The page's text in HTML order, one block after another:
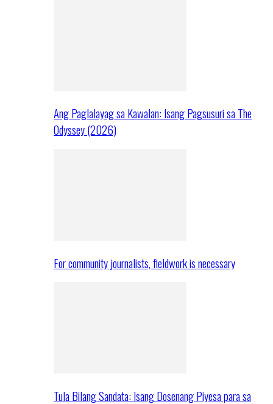
Ang Paglalayag sa Kawalan: Isang Pagsusuri sa The
Odyssey (2026)
For community journalists, fieldwork is necessary
Tula Bilang Sandata: Isang Dosenang Piyesa para sa